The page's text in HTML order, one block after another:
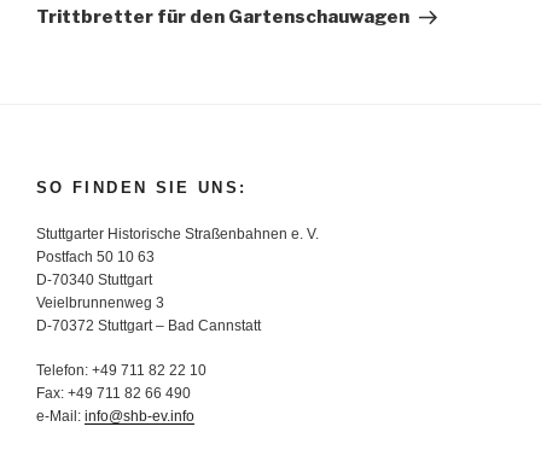
Beitrag
Trittbretter für den Gartenschauwagen
SO FINDEN SIE UNS:
Stuttgarter Historische Straßenbahnen e. V.
Postfach 50 10 63
D-70340 Stuttgart
Veielbrunnenweg 3
D-70372 Stuttgart – Bad Cannstatt
Telefon: +49 711 82 22 10
Fax: +49 711 82 66 490
e-Mail: info@shb-ev.info